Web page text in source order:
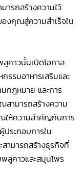
รถสร้างความไว้
งคุณสู่ความสำเร็จใน
คาวนั้นเปิดโอกาส
รรมอาหารเสริมและ
กฎหมาย และการ
สามารถสร้างความ
ให้ความสำคัญกับการ
ระกอบการใน
ามารถสร้างธุรกิจที่
พลูคาวและสมุนไพร